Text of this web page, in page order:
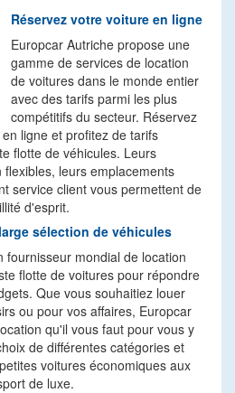
Réservez votre voiture en ligne
Europcar Autriche propose une
gamme de services de location
de voitures dans le monde entier
avec des tarifs parmi les plus
compétitifs du secteur. Réservez
ligne et profitez de tarifs
flotte de véhicules. Leurs
leurs emplacements
service client vous permettent de
d'esprit.
sélection de véhicules
fournisseur mondial de location
flotte de voitures pour répondre
Que vous souhaitiez louer
ou pour vos affaires, Europcar
qu'il vous faut pour vous y
de différentes catégories et
voitures économiques aux
de luxe.